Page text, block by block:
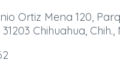
Ortiz Mena 120,
Chihuahua, Chih.,